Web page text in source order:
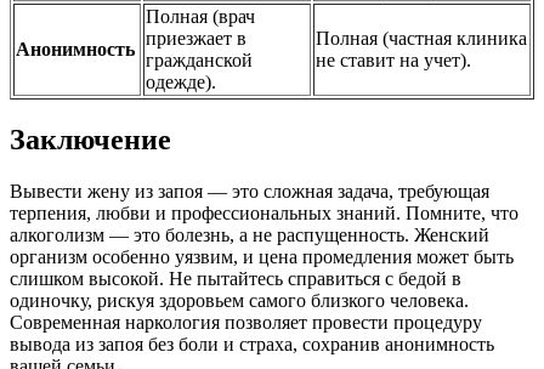
Анонимность
Полная (врач
приезжает в
гражданской
одежде).
Полная (частная клиника
не ставит на учет).
Заключение
Вывести жену из запоя — это сложная задача, требующая
терпения, любви и профессиональных знаний. Помните, что
алкоголизм — это болезнь, а не распущенность. Женский
организм особенно уязвим, и цена промедления может быть
слишком высокой. Не пытайтесь справиться с бедой в
одиночку, рискуя здоровьем самого близкого человека.
Современная наркология позволяет провести процедуру
вывода из запоя без боли и страха, сохранив анонимность